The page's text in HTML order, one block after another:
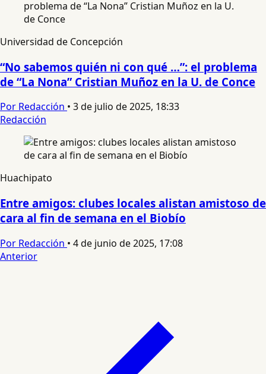
Universidad de Concepción
“No sabemos quién ni con qué …”: el problema
de “La Nona” Cristian Muñoz en la U. de Conce
Por Redacción • 3 de julio de 2025, 18:33
Redacción
Huachipato
Entre amigos: clubes locales alistan amistoso de
cara al fin de semana en el Biobío
Por Redacción • 4 de junio de 2025, 17:08
Anterior